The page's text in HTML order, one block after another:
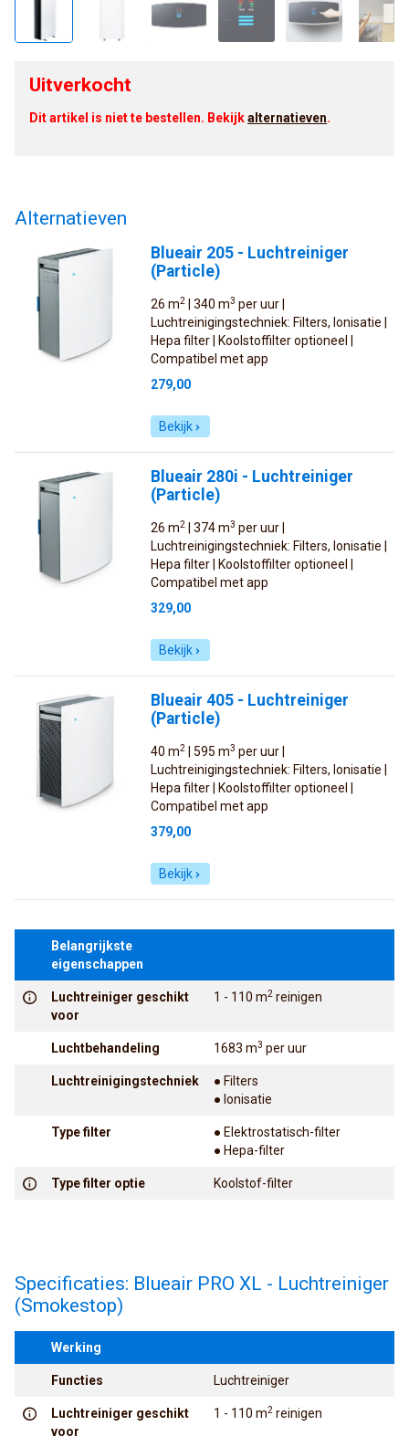
Uitverkocht
Dit artikel is niet te bestellen. Bekijkalternatieven.
Alternatieven
Blueair 205 - Luchtreiniger
(Particle)
26 m2 | 340 m3 per uur |
Luchtreinigingstechniek: Filters, Ionisatie |
Hepa filter | Koolstoffilter optioneel |
Compatibel met app
279,00
Bekijk
Blueair 280i - Luchtreiniger
(Particle)
26 m2 | 374 m3 per uur |
Luchtreinigingstechniek: Filters, Ionisatie |
Hepa filter | Koolstoffilter optioneel |
Compatibel met app
329,00
Bekijk
Blueair 405 - Luchtreiniger
(Particle)
40 m2 | 595 m3 per uur |
Luchtreinigingstechniek: Filters, Ionisatie |
Hepa filter | Koolstoffilter optioneel |
Compatibel met app
379,00
Bekijk
Belangrijkste
eigenschappen
Luchtreiniger geschikt
voor
1 - 110 m2 reinigen
Luchtbehandeling 1683 m3 per uur
Luchtreinigingstechniek
● Filters
● Ionisatie
Type filter
● Elektrostatisch-filter
● Hepa-filter
Type filter optie Koolstof-filter
Specificaties: Blueair PRO XL - Luchtreiniger
(Smokestop)
Werking
Functies Luchtreiniger
Luchtreiniger geschikt
voor
1 - 110 m2 reinigen